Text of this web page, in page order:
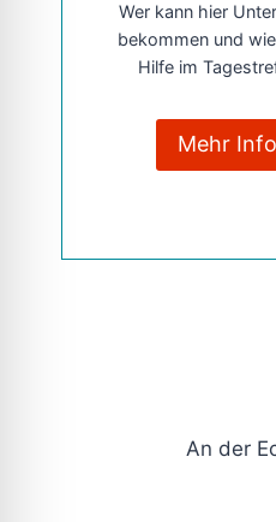
Wer kann hier
bekommen und
Hilfe im
Mehr
An der